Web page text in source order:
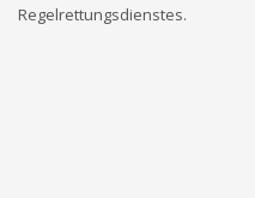
Regelrettungsdienstes.